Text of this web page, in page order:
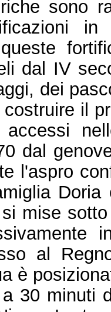
sono
dal IV
dei
il
dal
l'aspro
mise
al
è
30 minuti